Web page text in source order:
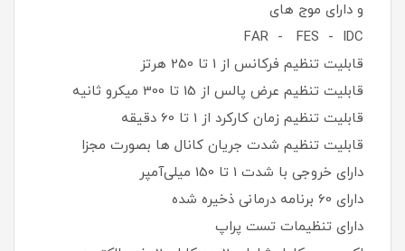
و دارای موج های
FAR - FES - IDC
قابلیت تنظیم فرکانس از 1 تا 250 هرتز
قابلیت تنظیم عرض پالس از 15 تا 300 میکرو ثانیه
قابلیت تنظیم زمان کارکرد از 1 تا 60 دقیقه
قابلیت تنظیم شدت جریان کانال ها بصورت مجزا
دارای خروجی با شدت 1 تا 150 میلی‌آمپر
دارای 60 برنامه درمانی ذخیره شده
دارای تنظیمات تست پراپ